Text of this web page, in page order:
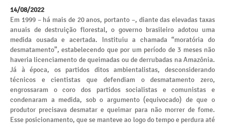
14/08/2022
Em 1999 – há mais de 20 anos, portanto –, diante das elevadas taxas
anuais de destruição florestal, o governo brasileiro adotou uma
medida ousada e acertada. Instituiu a chamada “moratória do
desmatamento”, estabelecendo que por um período de 3 meses não
haveria licenciamento de queimadas ou de derrubadas na Amazônia.
Já à época, os partidos ditos ambientalistas, desconsiderando
técnicos e cientistas que defendiam o desmatamento zero,
engrossaram o coro dos partidos socialistas e comunistas e
condenaram a medida, sob o argumento (equivocado) de que o
produtor precisava desmatar e queimar para não morrer de fome.
Esse posicionamento, que se manteve ao logo do tempo e perdura até